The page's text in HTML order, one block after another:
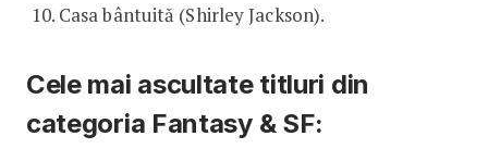
Casa bântuită (Shirley Jackson).
Cele mai ascultate titluri din
categoria Fantasy & SF: